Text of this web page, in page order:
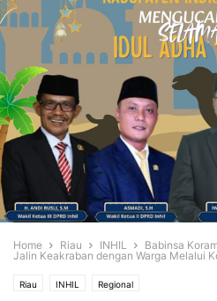
Home Riau INHIL
Babinsa
Jalin Keakraban dengan Warga Melalui
Riau INHIL Regional